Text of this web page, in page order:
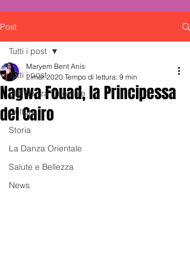
Post
Tutti i post
Stili Danza Orientale
Cultura
Storia
La Danza Orientale
Salute e Bellezza
News
Tutti i post
Nagwa Fouad, la Principessa
del Cairo
Maryem Bent Anis
2 mar 2020 Tempo di lettura: 9 min